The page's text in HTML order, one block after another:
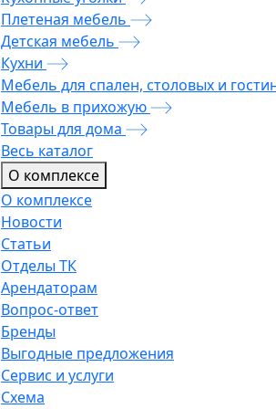
Плетеная мебель
Детская мебель
Кухни
Мебель для спален, столовых и
Мебель в прихожую
Товары для дома
Весь каталог
О комплексе
О комплексе
Новости
Статьи
Отделы ТК
Арендаторам
Вопрос-ответ
Бренды
Выгодные предложения
Сервис и услуги
Схема